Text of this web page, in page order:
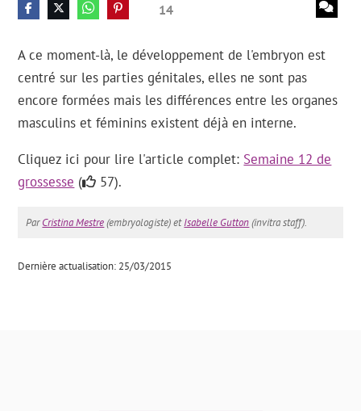
14
A ce moment-là, le développement de l'embryon est
centré sur les parties génitales, elles ne sont pas
encore formées mais les différences entre les organes
masculins et féminins existent déjà en interne.
Cliquez ici pour lire l'article complet: Semaine 12 de
grossesse ( 57).
ParCristina Mestre(embryologiste) etIsabelle Gutton(invitra staff).
Dernière actualisation: 25/03/2015